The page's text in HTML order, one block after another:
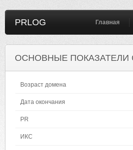
PRLOG Главная
ОСНОВНЫЕ ПОКАЗАТЕЛИ
Возраст домена
Дата окончания
PR
ИКС